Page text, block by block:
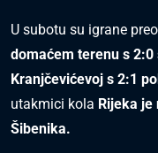
U subotu su igrane
domaćem terenu s
Kranjčevićevoj s 2:1
utakmici kola Rijeka je
Šibenika.